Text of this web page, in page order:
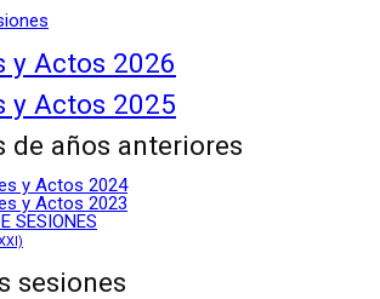
y Actos 2026
y Actos 2025
de años anteriores
y Actos 2024
y Actos 2023
SESIONES
sesiones